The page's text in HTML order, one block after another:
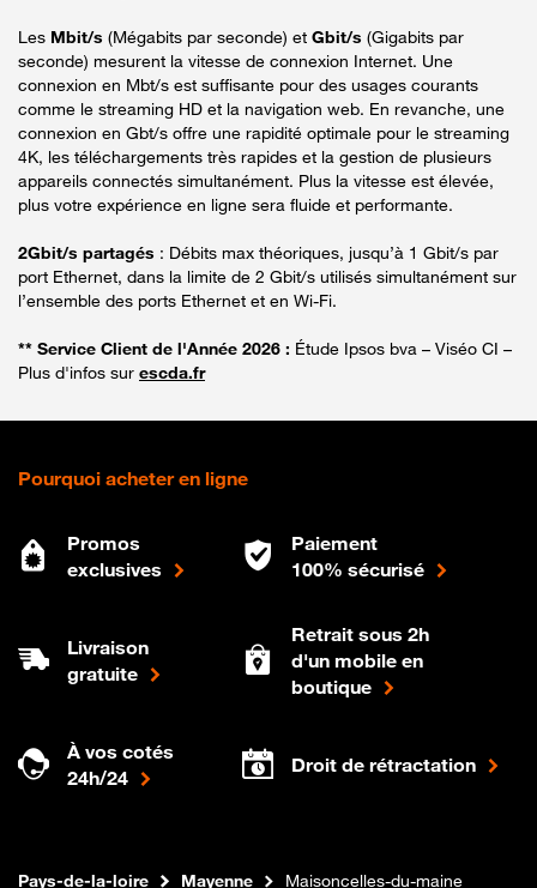
Les Mbit/s (Mégabits par seconde) et Gbit/s (Gigabits par
seconde) mesurent la vitesse de connexion Internet. Une
connexion en Mbt/s est suffisante pour des usages courants
comme le streaming HD et la navigation web. En revanche, une
connexion en Gbt/s offre une rapidité optimale pour le streaming
4K, les téléchargements très rapides et la gestion de plusieurs
appareils connectés simultanément. Plus la vitesse est élevée,
plus votre expérience en ligne sera fluide et performante.
2Gbit/s partagés : Débits max théoriques, jusqu’à 1 Gbit/s par
port Ethernet, dans la limite de 2 Gbit/s utilisés simultanément sur
l’ensemble des ports Ethernet et en Wi-Fi.
** Service Client de l'Année 2026 : Étude Ipsos bva – Viséo CI –
Plus d'infos sur escda.fr
Pourquoi acheter en ligne
Promos
exclusives
Paiement
100% sécurisé
Livraison
gratuite
Retrait sous 2h
d'un mobile en
boutique
À vos cotés
24h/24
Droit de rétractation
Boutique Orange
Internet fibre
Pays-de-la-loire Mayenne Maisoncelles-du-maine